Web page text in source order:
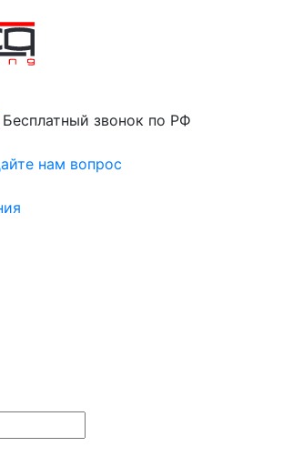
Бесплатный звонок по РФ
нам вопрос